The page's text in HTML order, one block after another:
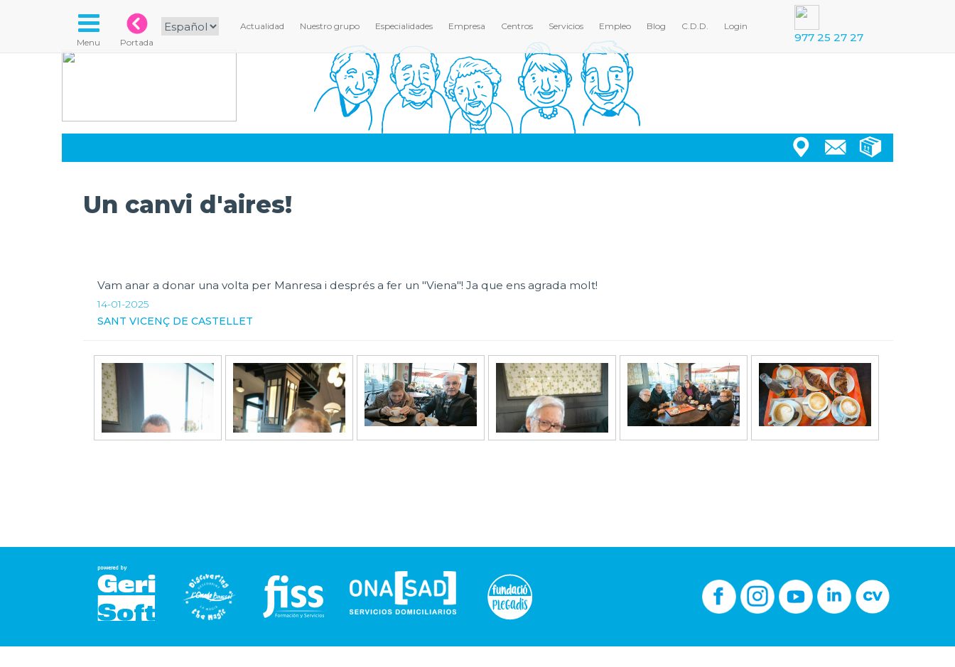
Actualidad Nuestro grupo Especialidades Empresa Centros Servicios Empleo Blog C.D.D. Login
977 25 27 27
Menu Portada
Un canvi d'aires!
Vam anar a donar una volta per Manresa i després a fer un "Viena"! Ja que ens agrada molt!
14-01-2025
SANT VICENÇ DE CASTELLET